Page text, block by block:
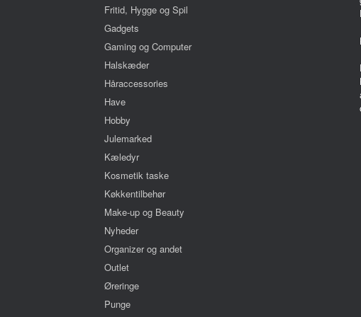
Fritid, Hygge og Spil
Gadgets
Gaming og Computer
Halskæder
Håraccessories
Have
Hobby
Julemarked
Kæledyr
Kosmetik taske
Køkkentilbehør
Make-up og Beauty
Nyheder
Organizer og andet
Outlet
Øreringe
Punge